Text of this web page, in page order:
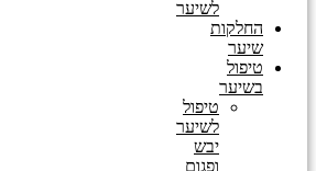
לשיער
החלקות
שיער
טיפול
בשיער
טיפול
לשיער
יבש
ופגום